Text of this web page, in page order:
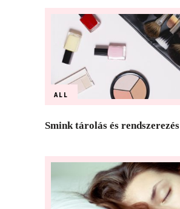
ALL
Smink tárolás és rendszerezés